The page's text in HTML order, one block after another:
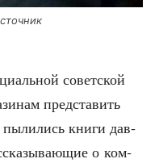
совет­ской
пред­ста­вить
кни­ги дав­
о ком­